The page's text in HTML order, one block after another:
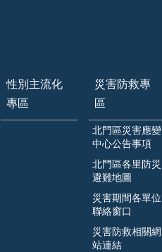
性別主流化
專區
災害防救專
區
北門區災害應變
中心公告事項
北門區各里防災
避難地圖
災害期間各單位
聯絡窗口
災害防救相關網
站連結